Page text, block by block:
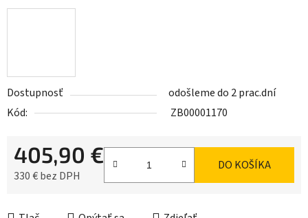
Dostupnosť
odošleme do 2 prac.dní
Kód:
ZB00001170
405,90 €
330 € bez DPH
DO KOŠÍKA